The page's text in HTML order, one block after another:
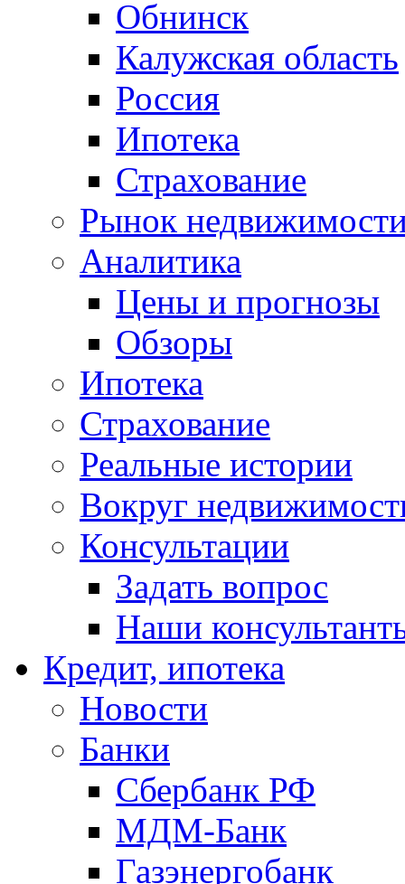
Обнинск
Калужская область
Россия
Ипотека
Страхование
Рынок
Аналитика
Цены и прогнозы
Обзоры
Ипотека
Страхование
Реальные истории
Вокруг
Консультации
Задать вопрос
Наши
Кредит, ипотека
Новости
Банки
Сбербанк РФ
МДМ-Банк
Газэнергобанк